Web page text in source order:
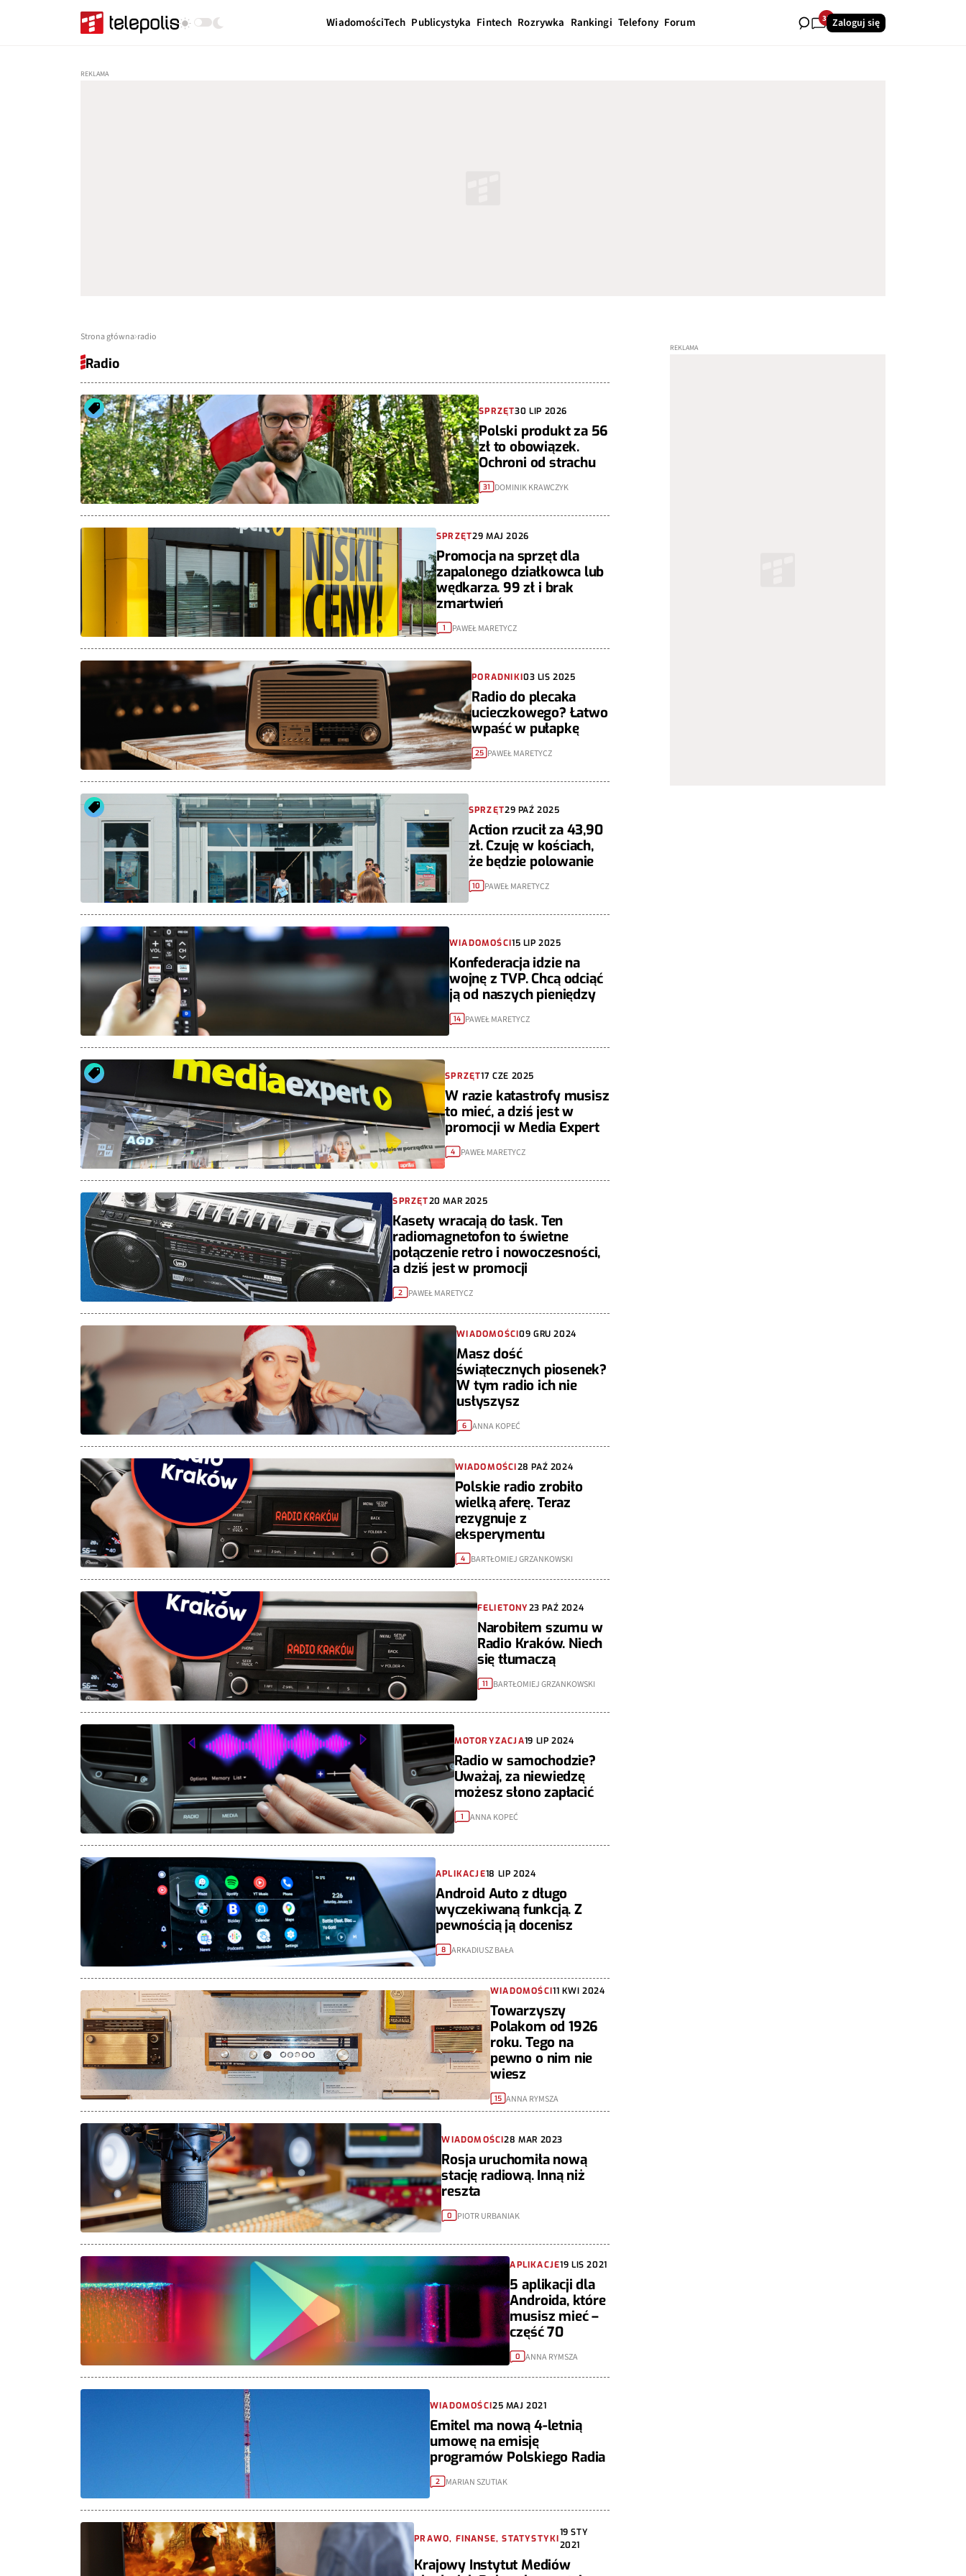
WiadomościTech Publicystyka Fintech Rozrywka Rankingi Telefony Forum 33Zaloguj się
Strona główna radio
Radio
SPRZĘT30 LIP 2026
Polski produkt za 56
zł to obowiązek.
Ochroni od strachu
31 DOMINIK KRAWCZYK
SPRZĘT29 MAJ 2026
Promocja na sprzęt dla
zapalonego działkowca lub
wędkarza. 99 zł i brak
zmartwień
1 PAWEŁ MARETYCZ
PORADNIKI03 LIS 2025
Radio do plecaka
ucieczkowego? Łatwo
wpaść w pułapkę
25 PAWEŁ MARETYCZ
SPRZĘT29 PAŹ 2025
Action rzucił za 43,90
zł. Czuję w kościach,
że będzie polowanie
10 PAWEŁ MARETYCZ
WIADOMOŚCI15 LIP 2025
Konfederacja idzie na
wojnę z TVP. Chcą odciąć
ją od naszych pieniędzy
14 PAWEŁ MARETYCZ
SPRZĘT17 CZE 2025
W razie katastrofy musisz
to mieć, a dziś jest w
promocji w Media Expert
4 PAWEŁ MARETYCZ
SPRZĘT20 MAR 2025
Kasety wracają do łask. Ten
radiomagnetofon to świetne
połączenie retro i nowoczesności,
a dziś jest w promocji
2 PAWEŁ MARETYCZ
WIADOMOŚCI09 GRU 2024
Masz dość
świątecznych piosenek?
W tym radio ich nie
usłyszysz
6 ANNA KOPEĆ
WIADOMOŚCI28 PAŹ 2024
Polskie radio zrobiło
wielką aferę. Teraz
rezygnuje z
eksperymentu
4 BARTŁOMIEJ GRZANKOWSKI
FELIETONY23 PAŹ 2024
Narobiłem szumu w
Radio Kraków. Niech
się tłumaczą
11 BARTŁOMIEJ GRZANKOWSKI
MOTORYZACJA19 LIP 2024
Radio w samochodzie?
Uważaj, za niewiedzę
możesz słono zapłacić
1 ANNA KOPEĆ
APLIKACJE18 LIP 2024
Android Auto z długo
wyczekiwaną funkcją. Z
pewnością ją docenisz
8 ARKADIUSZ BAŁA
WIADOMOŚCI11 KWI 2024
Towarzyszy
Polakom od 1926
roku. Tego na
pewno o nim nie
wiesz
15 ANNA RYMSZA
WIADOMOŚCI28 MAR 2023
Rosja uruchomiła nową
stację radiową. Inną niż
reszta
0 PIOTR URBANIAK
APLIKACJE19 LIS 2021
5 aplikacji dla
Androida, które
musisz mieć –
część 70
0 ANNA RYMSZA
WIADOMOŚCI25 MAJ 2021
Emitel ma nową 4-letnią
umowę na emisję
programów Polskiego Radia
2 MARIAN SZUTIAK
PRAWO, FINANSE, STATYSTYKI
19 STY
2021
Krajowy Instytut Mediów